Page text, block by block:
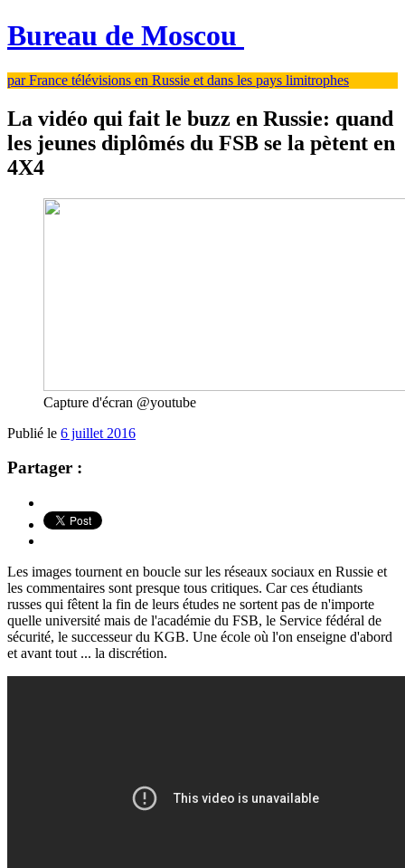
Bureau de Moscou
par France télévisions en Russie et dans les pays limitrophes
La vidéo qui fait le buzz en Russie: quand
les jeunes diplômés du FSB se la pètent en
4X4
Capture d'écran @youtube
Publié le 6 juillet 2016
Partager :
Les images tournent en boucle sur les réseaux sociaux en Russie et
les commentaires sont presque tous critiques. Car ces étudiants
russes qui fêtent la fin de leurs études ne sortent pas de n'importe
quelle université mais de l'académie du FSB, le Service fédéral de
sécurité, le successeur du KGB. Une école où l'on enseigne d'abord
et avant tout ... la discrétion.